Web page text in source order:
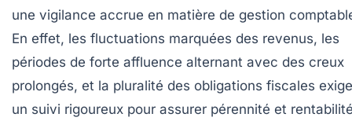
une vigilance accrue en matière de gestion
En effet, les fluctuations marquées des revenus, les
périodes de forte affluence alternant avec des creux
prolongés, et la pluralité des obligations fiscales
un suivi rigoureux pour assurer pérennité et